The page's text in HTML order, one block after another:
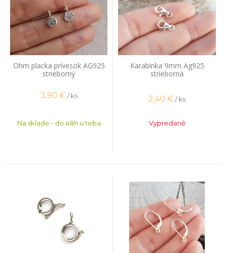
Ohm placka prívesok AG925
strieborný
3,90 € / ks
Na sklade - do 48h u teba
Karabinka 9mm Ag925
strieborná
2,40 €/ ks
Vypredané